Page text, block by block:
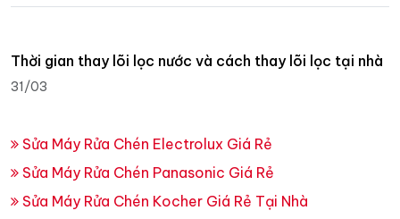
Thời gian thay lõi lọc nước và cách thay lõi lọc tại nhà
31/03
Sửa Máy Rửa Chén Electrolux Giá Rẻ
Sửa Máy Rửa Chén Panasonic Giá Rẻ
Sửa Máy Rửa Chén Kocher Giá Rẻ Tại Nhà